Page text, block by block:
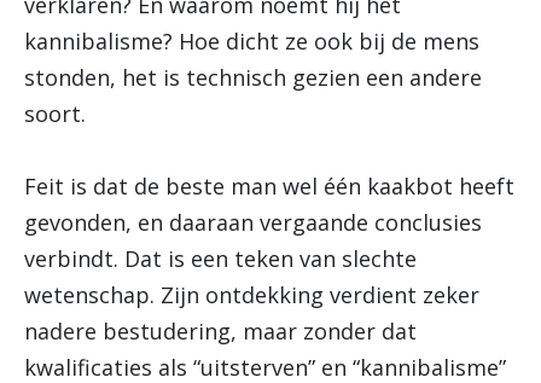
kannibalisme? Hoe dicht ze ook bij de mens
stonden, het is technisch gezien een andere
soort.
Feit is dat de beste man wel één kaakbot heeft
gevonden, en daaraan vergaande conclusies
verbindt. Dat is een teken van slechte
wetenschap. Zijn ontdekking verdient zeker
nadere bestudering, maar zonder dat
kwalificaties als “uitsterven” en “kannibalisme”